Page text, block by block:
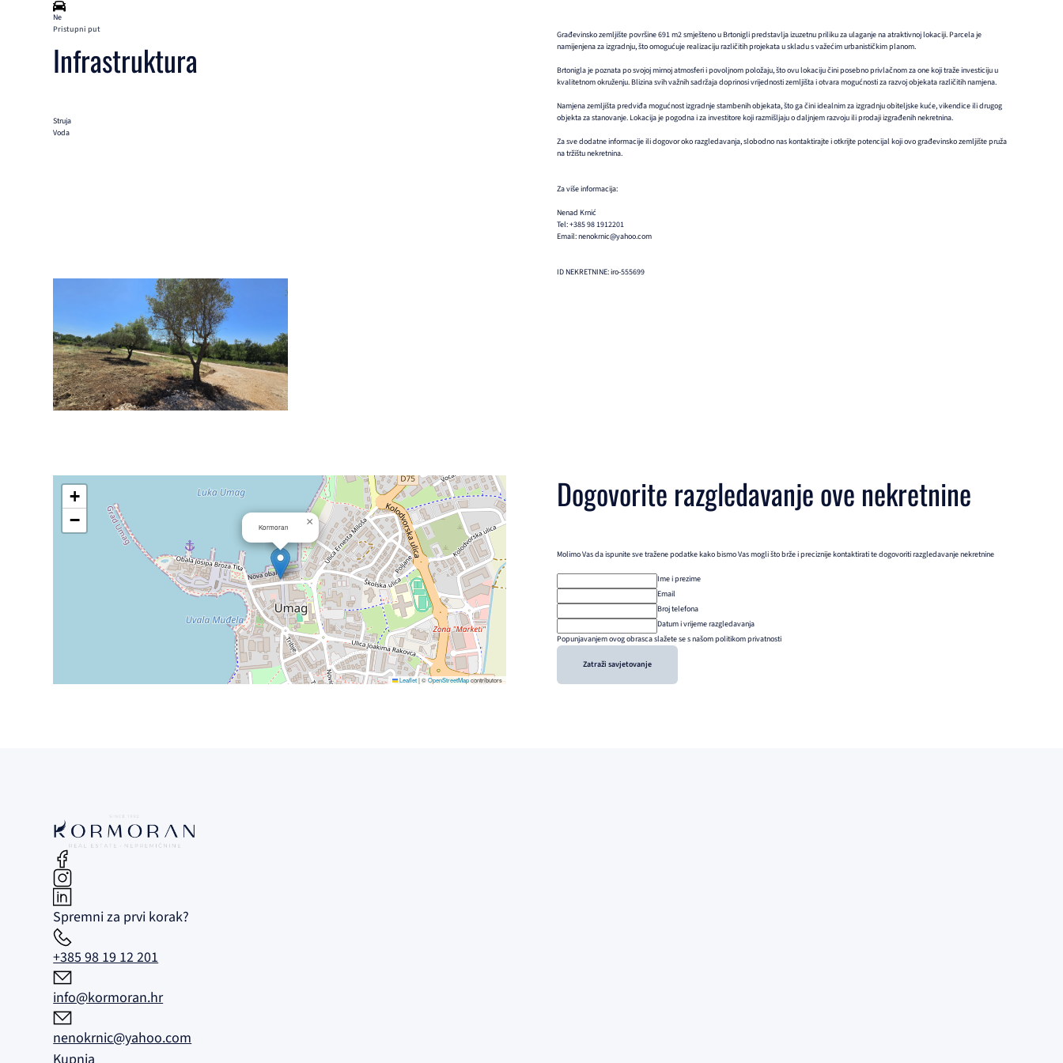
Ne
Pristupni put
Infrastruktura
Struja
Voda
Građevinsko zemljište površine 691 m2 smješteno u Brtonigli predstavlja izuzetnu priliku za ulaganje na atraktivnoj lokaciji. Parcela je
namijenjena za izgradnju, što omogućuje realizaciju različitih projekata u skladu s važećim urbanističkim planom.
Brtonigla je poznata po svojoj mirnoj atmosferi i povoljnom položaju, što ovu lokaciju čini posebno privlačnom za one koji traže investiciju u
kvalitetnom okruženju. Blizina svih važnih sadržaja doprinosi vrijednosti zemljišta i otvara mogućnosti za razvoj objekata različitih namjena.
Namjena zemljišta predviđa mogućnost izgradnje stambenih objekata, što ga čini idealnim za izgradnju obiteljske kuće, vikendice ili drugog
objekta za stanovanje. Lokacija je pogodna i za investitore koji razmišljaju o daljnjem razvoju ili prodaji izgrađenih nekretnina.
Za sve dodatne informacije ili dogovor oko razgledavanja, slobodno nas kontaktirajte i otkrijte potencijal koji ovo građevinsko zemljište pruža
na tržištu nekretnina.
Za više informacija:
Nenad Krnić
Tel: +385 98 1912201
Email: nenokrnic@yahoo.com
ID NEKRETNINE: iro-555699
Kormoran ×
+
−
Leaflet|©OpenStreetMapcontributors
Dogovorite razgledavanje ove nekretnine
Molimo Vas da ispunite sve tražene podatke kako bismo Vas mogli što brže i preciznije kontaktirati te dogovoriti razgledavanje nekretnine
Ime i prezime
Email
Broj telefona
Datum i vrijeme razgledavanja
Popunjavanjem ovog obrasca slažete se s našom politikom privatnosti
Zatraži savjetovanje
Spremni za prvi korak?
+385 98 19 12 201
info@kormoran.hr
nenokrnic@yahoo.com